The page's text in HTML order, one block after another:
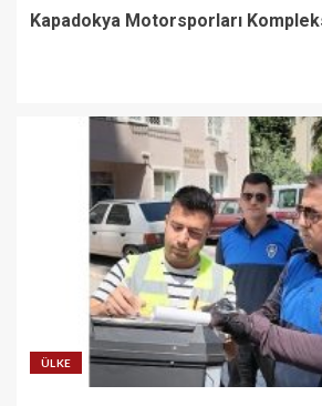
Kapadokya Motorsporları
ÜLKE